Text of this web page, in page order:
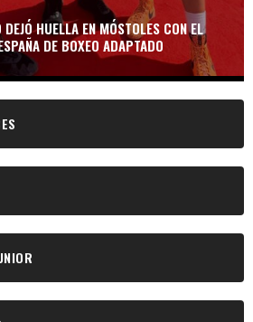
HUELLA EN MÓSTOLES CON EL
DE BOXEO ADAPTADO